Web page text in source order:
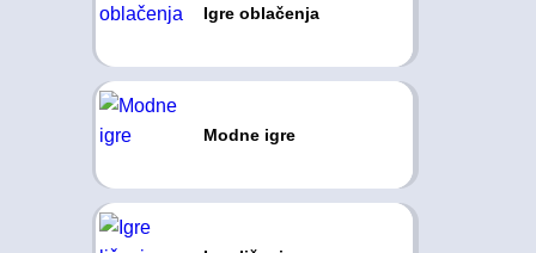
Igre oblačenja
Modne igre